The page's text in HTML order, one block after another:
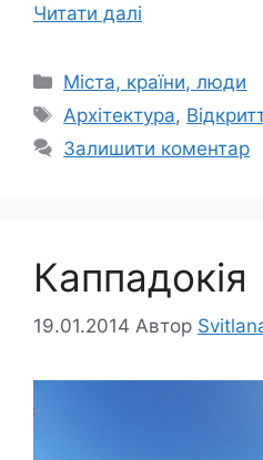
Читати далі
Категорії
Міста, країни, люди
Позначки
Архітектура,
Залишити коментар
Каппадокія
19.01.2014 Автор